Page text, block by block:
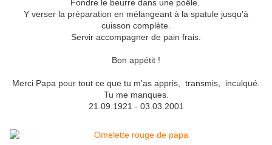
Fondre le beurre dans une poêle.
Y verser la préparation en mélangeant à la spatule jusqu'à
cuisson complète.
Servir accompagner de pain frais.
Bon appétit !
Merci Papa pour tout ce que tu m'as appris, transmis, inculqué.
Tu me manques.
21.09.1921 - 03.03.2001